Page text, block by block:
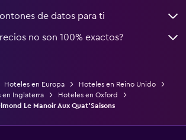
de datos para ti
no son 100% exactos?
Hoteles en Europa
Hoteles en Reino Unido
en Inglaterra
Hoteles en Oxford
Le Manoir Aux Quat'Saisons